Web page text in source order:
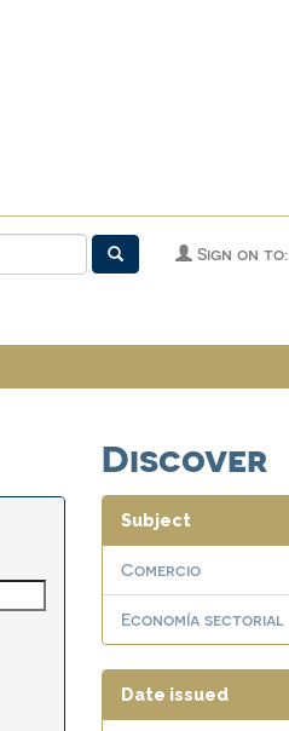
Sign on to:
Discover
Subject
Comercio
Economía sectorial
Date issued